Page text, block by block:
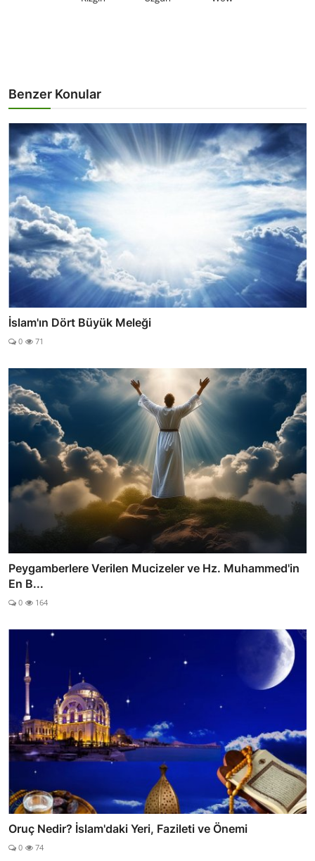
Benzer Konular
İslam'ın Dört Büyük Meleği
0 71
Peygamberlere Verilen Mucizeler ve Hz. Muhammed'in
En B...
0 164
Oruç Nedir? İslam'daki Yeri, Fazileti ve Önemi
0 74